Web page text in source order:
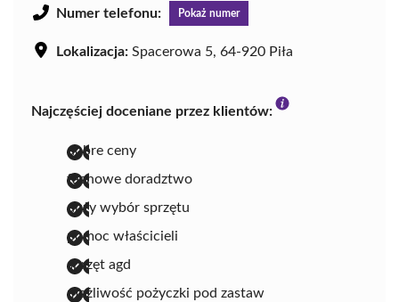
Numer telefonu: Pokaż numer
Lokalizacja: Spacerowa 5, 64-920 Piła
Najczęściej doceniane przez klientów:
dobre ceny
fachowe doradztwo
duży wybór sprzętu
pomoc właścicieli
sprzęt agd
możliwość pożyczki pod zastaw